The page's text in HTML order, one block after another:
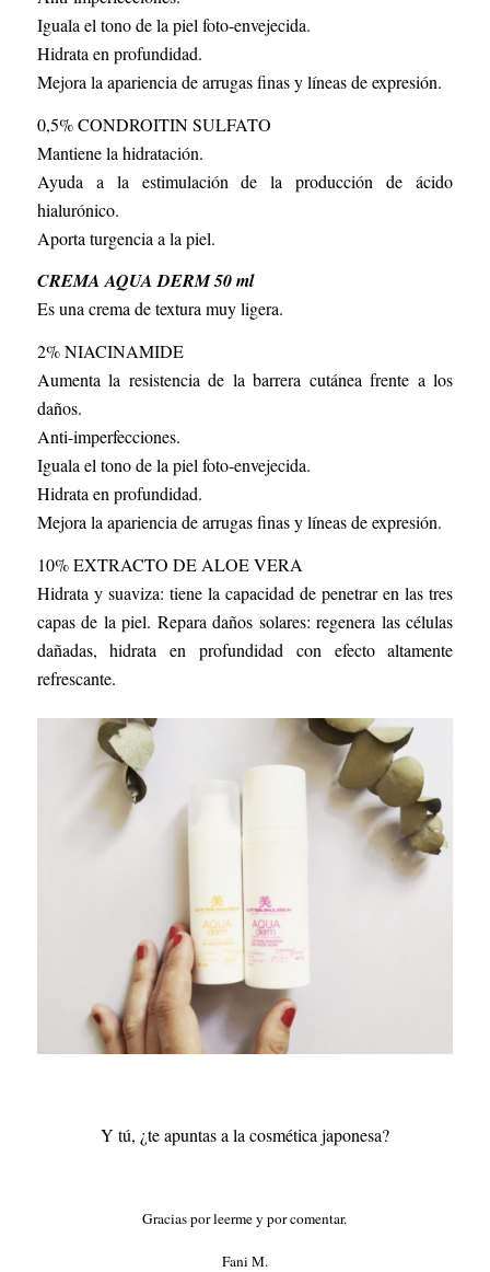
Iguala el tono de la piel foto-envejecida.
Hidrata en profundidad.
Mejora la apariencia de arrugas finas y líneas de expresión.
0,5% CONDROITIN SULFATO
Mantiene la hidratación.
Ayuda a la estimulación de la producción de ácido
hialurónico.
Aporta turgencia a la piel.
CREMA AQUA DERM 50 ml
Es una crema de textura muy ligera.
2% NIACINAMIDE
Aumenta la resistencia de la barrera cutánea frente a los
daños.
Anti-imperfecciones.
Iguala el tono de la piel foto-envejecida.
Hidrata en profundidad.
Mejora la apariencia de arrugas finas y líneas de expresión.
10% EXTRACTO DE ALOE VERA
Hidrata y suaviza: tiene la capacidad de penetrar en las tres
capas de la piel. Repara daños solares: regenera las células
dañadas, hidrata en profundidad con efecto altamente
refrescante.
Y tú, ¿te apuntas a la cosmética japonesa?
Gracias por leerme y por comentar.
Fani M.